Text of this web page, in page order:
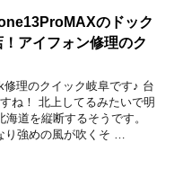
のドック
アイフォン修理のク
理のクイック岐阜です♪ 台
ね！ 北上してるみたいで明
道を縦断するそうです。
り強めの風が吹くそ …